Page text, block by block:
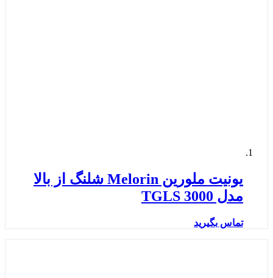
یونیت ملورین Melorin شلنگ از بالا
مدل TGLS 3000
تماس بگیرید